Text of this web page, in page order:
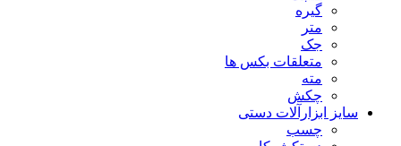
گیره
متر
جک
متعلقات بکس ها
مته
چکش
سایز ابزارآلات دستی
چسب